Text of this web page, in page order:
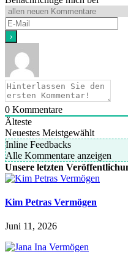
0 Kommentare
Älteste
Neuestes Meistgewählt
Inline Feedbacks
Alle Kommentare anzeigen
Unsere letzten
Kim Petras Vermögen
Juni 11, 2026